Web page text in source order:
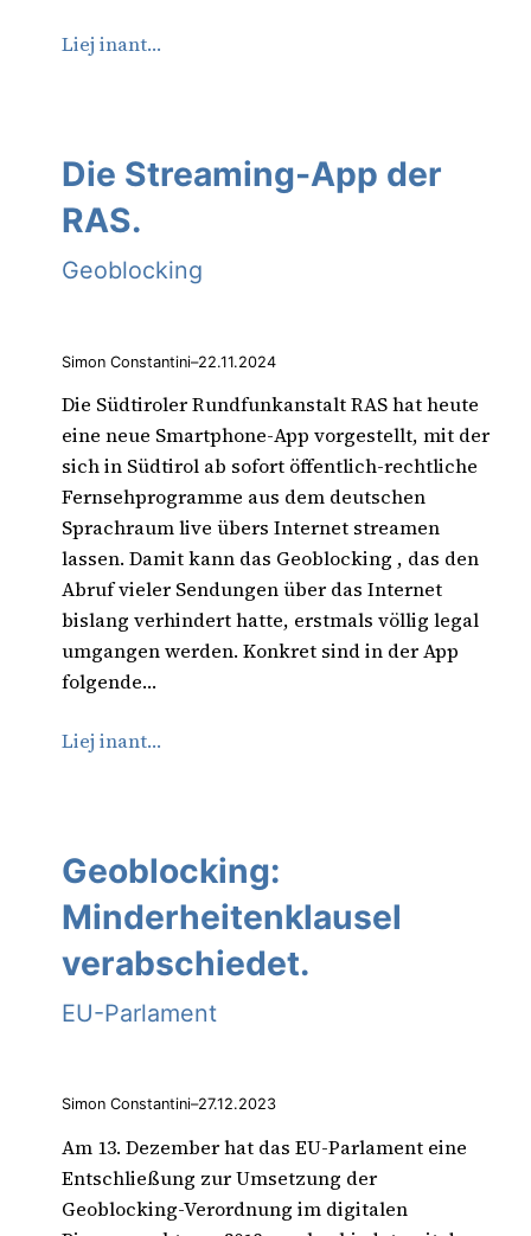
Liej inant…
Die Streaming-App der
RAS.
Geoblocking
Simon Constantini–22.11.2024
Die Südtiroler Rundfunkanstalt RAS hat heute
eine neue Smartphone-App vorgestellt, mit der
sich in Südtirol ab sofort öffentlich-rechtliche
Fernsehprogramme aus dem deutschen
Sprachraum live übers Internet streamen
lassen. Damit kann das Geoblocking , das den
Abruf vieler Sendungen über das Internet
bislang verhindert hatte, erstmals völlig legal
umgangen werden. Konkret sind in der App
folgende…
Liej inant…
Geoblocking:
Minderheitenklausel
verabschiedet.
EU-Parlament
Simon Constantini–27.12.2023
Am 13. Dezember hat das EU-Parlament eine
Entschließung zur Umsetzung der
Geoblocking-Verordnung im digitalen